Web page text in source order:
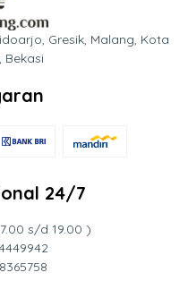
Gresik, Malang, Kota
Bekasi
24/7
s/d 19.00 )